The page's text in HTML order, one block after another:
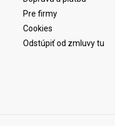
Pre firmy
Cookies
Odstúpiť od zmluvy tu